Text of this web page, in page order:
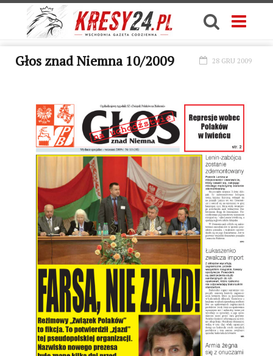
Głos znad Niemna 10/2009 28 GRU 2009